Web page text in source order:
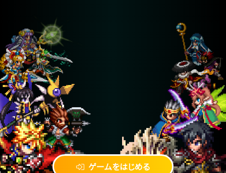
ゲームをはじめる